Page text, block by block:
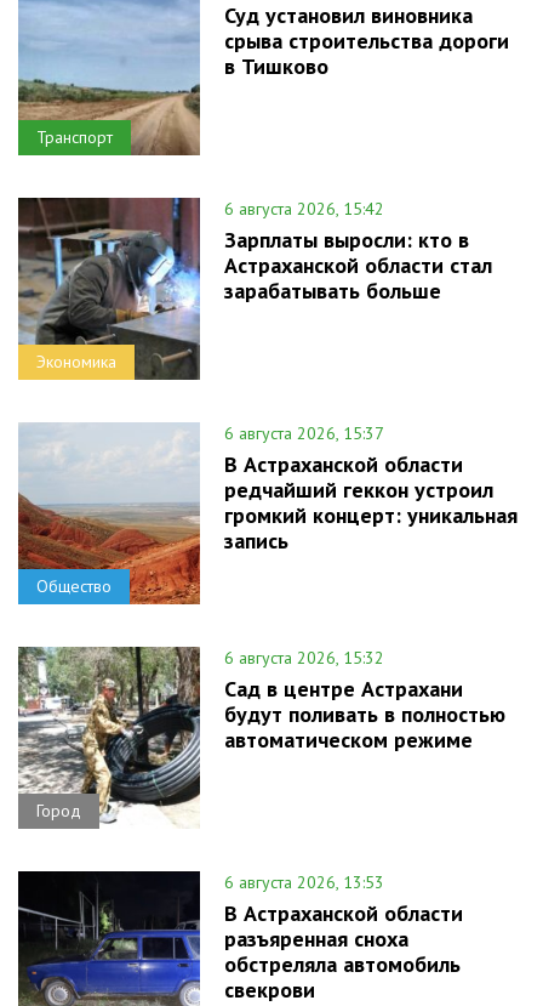
Транспорт
Суд установил виновника
срыва строительства дороги
в Тишково
Экономика
6 августа 2026, 15:42
Зарплаты выросли: кто в
Астраханской области стал
зарабатывать больше
Общество
6 августа 2026, 15:37
В Астраханской области
редчайший геккон устроил
громкий концерт: уникальная
запись
Город
6 августа 2026, 15:32
Сад в центре Астрахани
будут поливать в полностью
автоматическом режиме
6 августа 2026, 13:53
В Астраханской области
разъяренная сноха
обстреляла автомобиль
свекрови